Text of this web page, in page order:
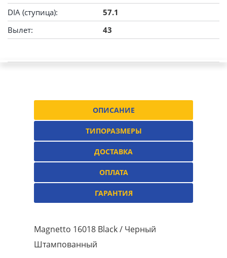
DIA (ступица):
57.1
Вылет:
43
ОПИСАНИЕ
ТИПОРАЗМЕРЫ
ДОСТАВКА
ОПЛАТА
ГАРАНТИЯ
Magnetto 16018 Black / Черный
Штампованный